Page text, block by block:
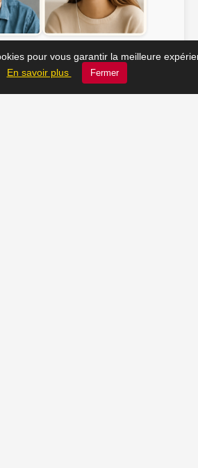
pour vous garantir la meilleure
En savoir plus
Fermer